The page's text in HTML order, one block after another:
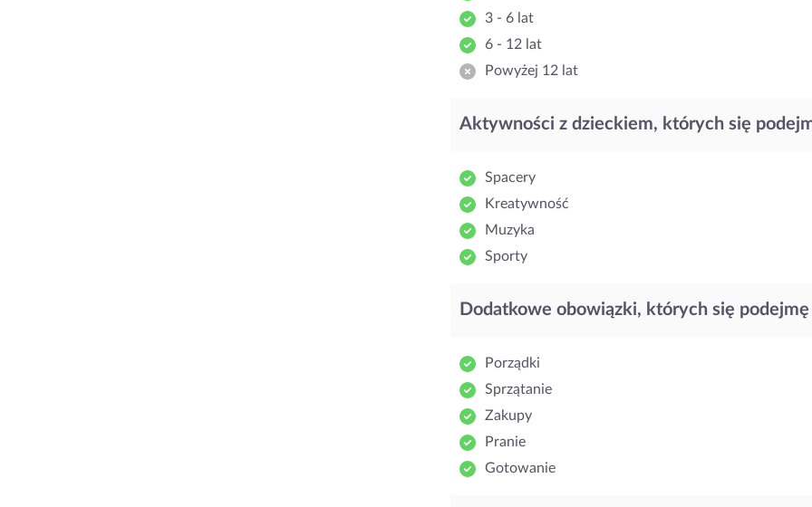
3 - 6 lat
6 - 12 lat
Powyżej 12 lat
Aktywności z dzieckiem, których się
Spacery
Kreatywność
Muzyka
Sporty
Dodatkowe obowiązki, których się podejmę
Porządki
Sprzątanie
Zakupy
Pranie
Gotowanie